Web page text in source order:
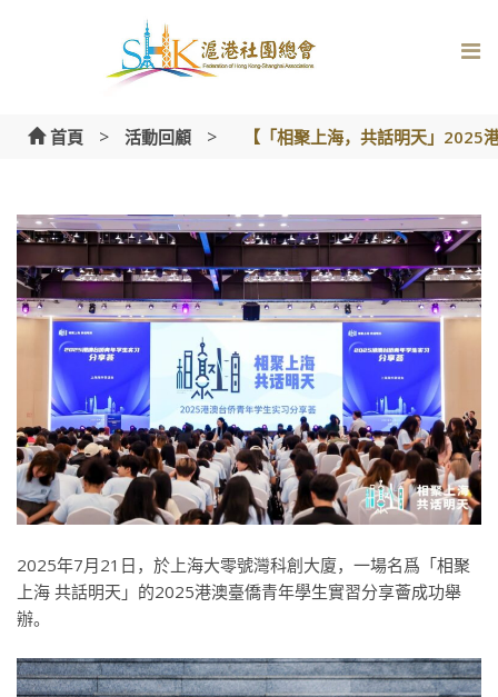
首頁 > 活動回顧 > 【「相聚上海，共話明天」2025
2025年7月21日，於上海大零號灣科創大廈，一場名爲「相聚
上海 共話明天」的2025港澳臺僑青年學生實習分享薈成功舉
辦。